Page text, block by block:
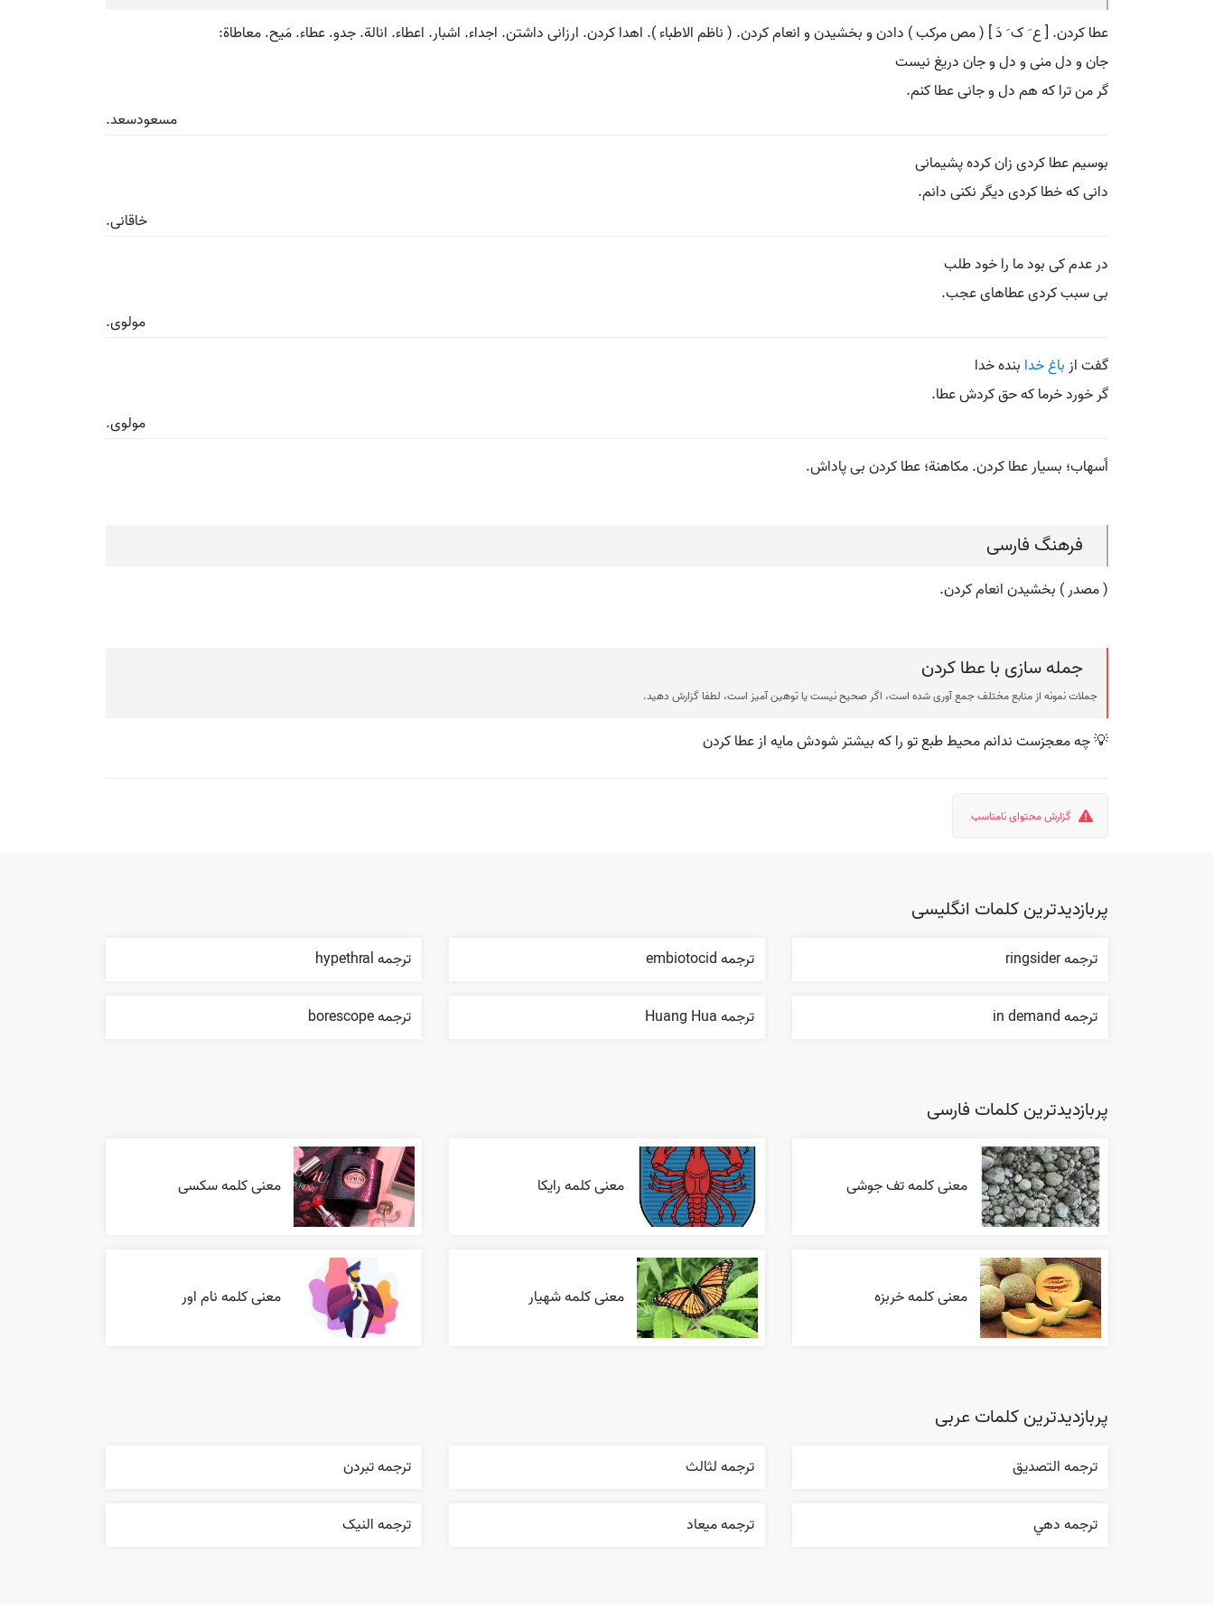
عطا کردن. [ ع َ ک َ دَ ] ( مص مرکب ) دادن و بخشیدن و انعام کردن. ( ناظم الاطباء ). اهدا کردن. ارزانی داشتن. اجداء. اشبار. اعطاء. انالة. جدو. عطاء. مَیح. معاطاة:
جان و دل منی و دل و جان دریغ نیست
گر من ترا که هم دل و جانی عطا کنم.
مسعودسعد.
بوسیم عطا کردی زان کرده پشیمانی
دانی که خطا کردی دیگر نکنی دانم.
خاقانی.
در عدم کی بود ما را خود طلب
بی سبب کردی عطاهای عجب.
مولوی.
گفت از باغ خدا بنده خدا
گر خورد خرما که حق کردش عطا.
مولوی.
اًسهاب؛ بسیار عطا کردن. مکاهنة؛ عطا کردن بی پاداش.
فرهنگ فارسی
( مصدر ) بخشیدن انعام کردن.
جمله سازی با عطا کردن
جملات نمونه از منابع مختلف جمع آوری شده است، اگر صحیح نیست یا توهین آمیز است، لطفا گزارش دهید.
💡 چه معجزست ندانم محیط طبع تو را که بیشتر شودش مایه از عطا کردن
گزارش محتوای نامناسب
پربازدیدترین کلمات انگلیسی
ترجمه ringsider ترجمه embiotocid ترجمه hypethral
ترجمه in demand ترجمه Huang Hua ترجمه borescope
پربازدیدترین کلمات فارسی
معنی کلمه تف جوشی معنی کلمه رایکا معنی کلمه سکسی
معنی کلمه خربزه معنی کلمه شهیار معنی کلمه نام اور
پربازدیدترین کلمات عربی
ترجمه التصديق ترجمه لثالث ترجمه تبردن
ترجمه دهي ترجمه ميعاد ترجمه النیک